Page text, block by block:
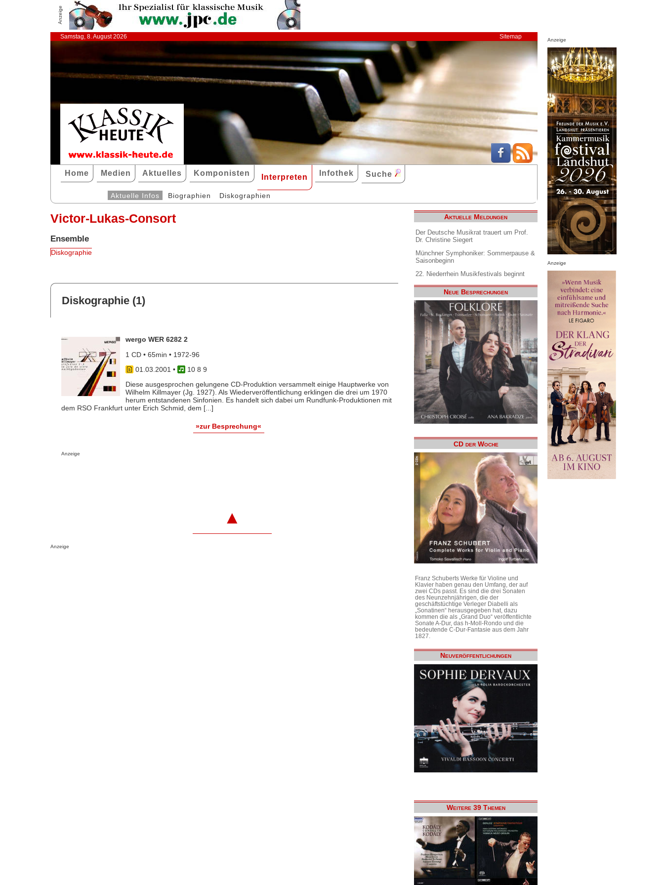
Anzeige
Samstag, 8. August 2026 Sitemap
Home Medien Aktuelles Komponisten Interpreten Infothek Suche
Aktuelle Infos Biographien Diskographien
Victor-Lukas-Consort
Ensemble
Diskographie
Diskographie (1)
wergo WER 6282 2
1 CD • 65min • 1972-96
01.03.2001 •
10 8 9
Diese ausgesprochen gelungene CD-Produktion versammelt einige Hauptwerke von
Wilhelm Killmayer (Jg. 1927). Als Wiederveröffentlichung erklingen die drei um 1970
herum entstandenen Sinfonien. Es handelt sich dabei um Rundfunk-Produktionen mit
dem RSO Frankfurt unter Erich Schmid, dem [...]
»zur Besprechung«
Anzeige
▲
Anzeige
Aktuelle Meldungen
Der Deutsche Musikrat trauert um Prof.
Dr. Christine Siegert
Münchner Symphoniker: Sommerpause &
Saisonbeginn
22. Niederrhein Musikfestivals beginnt
Neue Besprechungen
CD der Woche
Franz Schuberts Werke für Violine und
Klavier haben genau den Umfang, der auf
zwei CDs passt. Es sind die drei Sonaten
des Neunzehnjährigen, die der
geschäftstüchtige Verleger Diabelli als
„Sonatinen“ herausgegeben hat, dazu
kommen die als „Grand Duo“ veröffentlichte
Sonate A-Dur, das h-Moll-Rondo und die
bedeutende C-Dur-Fantasie aus dem Jahr
1827.
Neuveröffentlichungen
Weitere 39 Themen
Anzeige
Anzeige